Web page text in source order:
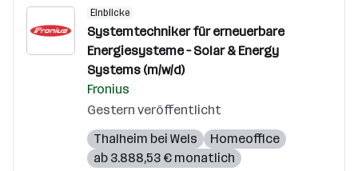
Einblicke
Systemtechniker für erneuerbare
Energiesysteme – Solar & Energy
Systems (m/w/d)
Fronius
Gestern veröffentlicht
Thalheim bei Wels
Homeoffice
ab 3.888,53 € monatlich